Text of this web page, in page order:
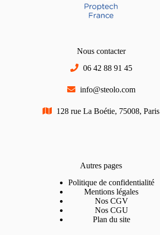
Nous contacter
06 42 88 91 45
info@steolo.com
128 rue La Boétie, 75008, Paris
Autres pages
Politique de confidentialité
Mentions légales
Nos CGV
Nos CGU
Plan du site